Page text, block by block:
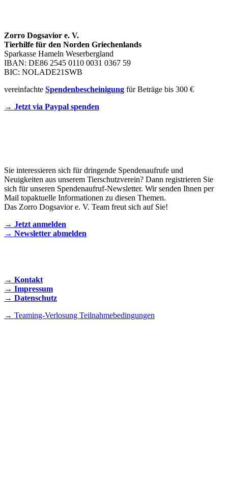
Zorro Dogsavior e. V.
Tierhilfe für den Norden Griechenlands
Sparkasse Hameln Weserbergland
IBAN: DE86 2545 0110 0031 0367 59
BIC: NOLADE21SWB
vereinfachte Spendenbescheinigung für Beträge bis 300 €
→ Jetzt via Paypal spenden
Sie interessieren sich für dringende Spendenaufrufe und
Neuigkeiten aus unserem Tierschutzverein? Dann registrieren Sie
sich für unseren Spendenaufruf-Newsletter. Wir senden Ihnen per
Mail topaktuelle Informationen zu diesen Themen.
Das Zorro Dogsavior e. V. Team freut sich auf Sie!
→ Jetzt anmelden
→ Newsletter abmelden
→ Kontakt
→ Impressum
→ Datenschutz
→ Teaming-Verlosung Teilnahmebedingungen